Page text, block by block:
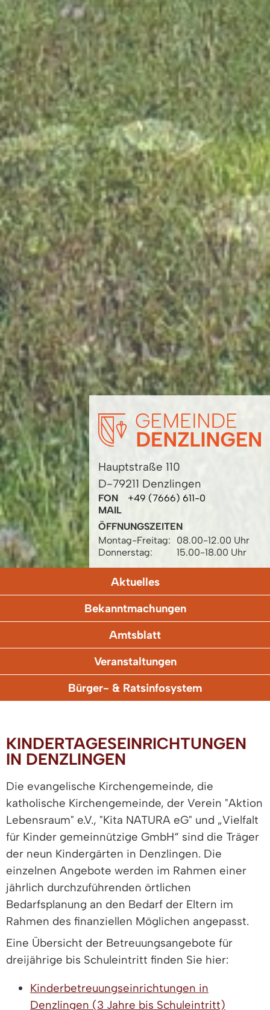
Hauptstraße 110
D-79211 Denzlingen
FON
+49 (7666) 611-0
MAIL
ÖFFNUNGSZEITEN
Montag-Freitag:
08.00-12.00 Uhr
Donnerstag:
15.00-18.00 Uhr
Aktuelles
Bekanntmachungen
Amtsblatt
Veranstaltungen
Bürger- & Ratsinfosystem
KINDERTAGESEINRICHTUNGEN
IN DENZLINGEN
Die evangelische Kirchengemeinde, die
katholische Kirchengemeinde, der Verein "Aktion
Lebensraum" e.V., "Kita NATURA eG" und „Vielfalt
für Kinder gemeinnützige GmbH“ sind die Träger
der neun Kindergärten in Denzlingen. Die
einzelnen Angebote werden im Rahmen einer
jährlich durchzuführenden örtlichen
Bedarfsplanung an den Bedarf der Eltern im
Rahmen des finanziellen Möglichen angepasst.
Eine Übersicht der Betreuungsangebote für
dreijährige bis Schuleintritt finden Sie hier:
Kinderbetreuungseinrichtungen in
Denzlingen (3 Jahre bis Schuleintritt)